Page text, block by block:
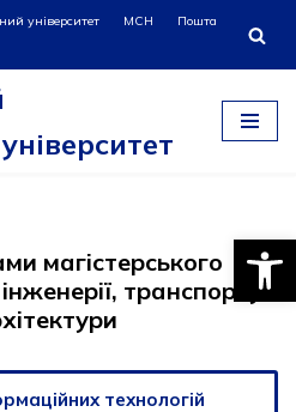
університет МСН
Пошта
магістерського
транспорту
технологій